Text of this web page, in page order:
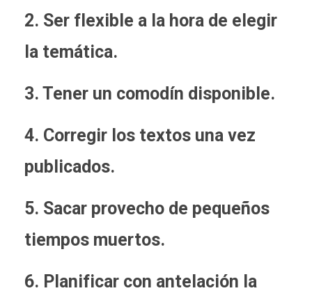
2. Ser flexible a la hora de elegir
la temática.
3. Tener un comodín disponible.
4. Corregir los textos una vez
publicados.
5. Sacar provecho de pequeños
tiempos muertos.
6. Planificar con antelación la